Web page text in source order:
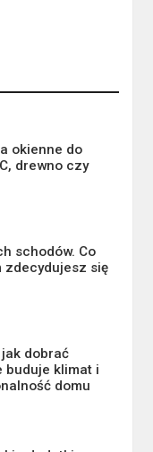
okienne do
drewno czy
schodów. Co
zdecydujesz się
dobrać
buduje klimat i
domu